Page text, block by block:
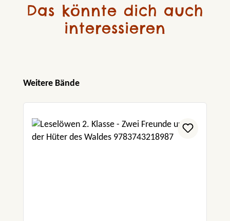
Das könnte dich auch
interessieren
Produktgalerie überspringen
Weitere Bände